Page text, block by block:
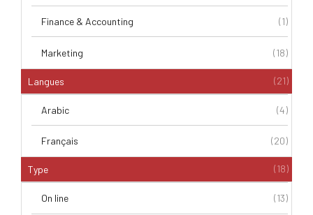
Finance & Accounting (1)
Marketing (18)
Langues (21)
Arabic (4)
Français (20)
Type (18)
On line (13)